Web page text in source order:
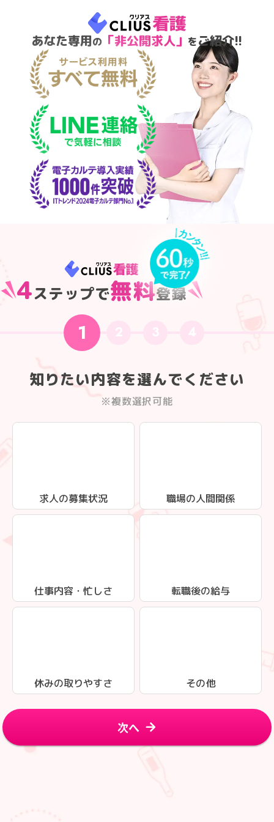
あなた専用の 「非公開求人」 をご紹介!!
4ステップで無料登録
1 2 3 4
知りたい内容を選んでください
※複数選択可能
求人の募集状況 職場の人間関係
仕事内容・忙しさ 転職後の給与
休みの取りやすさ その他
次へ